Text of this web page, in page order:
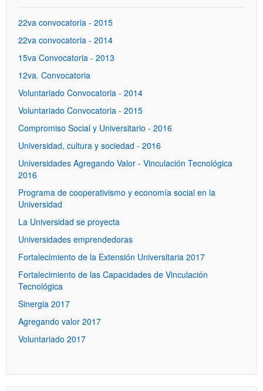
22va convocatoria - 2015
22va convocatoria - 2014
15va Convocatoria - 2013
12va. Convocatoria
Voluntariado Convocatoria - 2014
Voluntariado Convocatoria - 2015
Compromiso Social y Universitario - 2016
Universidad, cultura y sociedad - 2016
Universidades Agregando Valor - Vinculación Tecnológica
2016
Programa de cooperativismo y economía social en la
Universidad
La Universidad se proyecta
Universidades emprendedoras
Fortalecimiento de la Extensión Universitaria 2017
Fortalecimiento de las Capacidades de Vinculación
Tecnológica
Sinergia 2017
Agregando valor 2017
Voluntariado 2017